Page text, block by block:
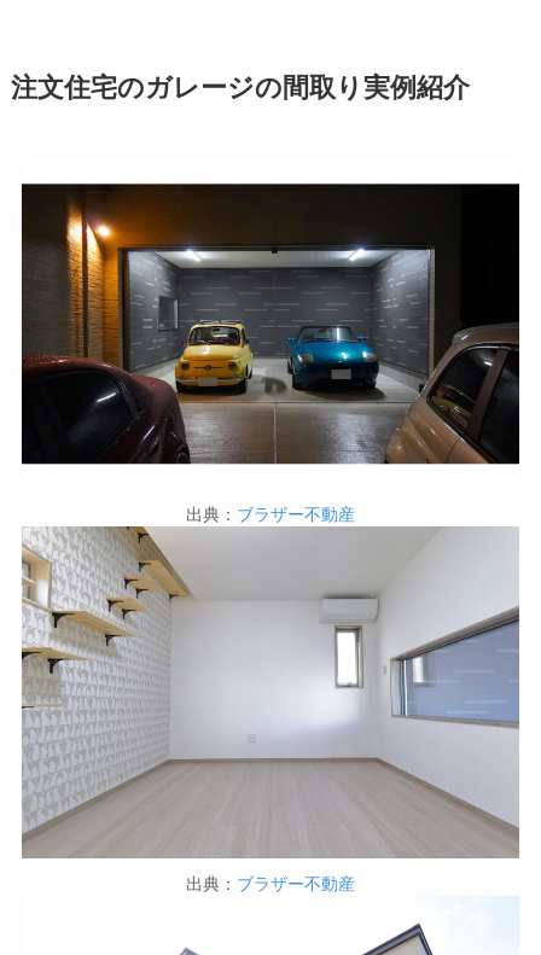
注文住宅のガレージの間取り実例紹介
出典： ブラザー不動産
出典： ブラザー不動産